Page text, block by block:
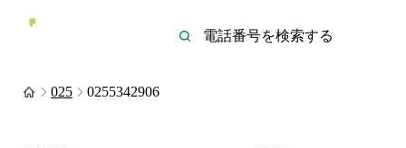
025 0255342906